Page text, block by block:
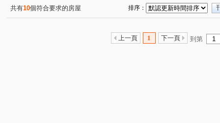
共有10個符合要求的房屋 排序：
上一頁 1 下一頁 到第